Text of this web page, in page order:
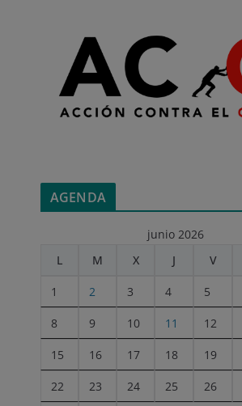
AGENDA
junio 2026
L
M X J V
1 2 3 4 5
8 9 10 11 12
15 16 17 18 19
22 23 24 25 26